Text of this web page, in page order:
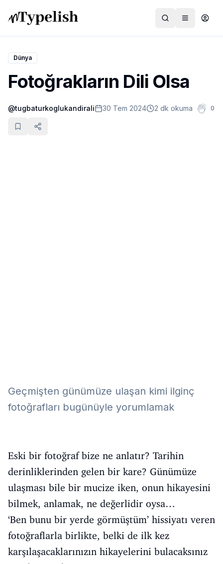
Dünya
Film ve Dizi
Kültür ve Sanat
Dünya
Fotoğrakların Dili Olsa
@tugbaturkoglukandirali 30 Tem 2024 2 dk okuma 0
Geçmişten günümüze ulaşan kimi ilginç
fotoğrafları bugünüyle yorumlamak
Eski bir fotoğraf bize ne anlatır? Tarihin
derinliklerinden gelen bir kare? Günümüze
ulaşması bile bir mucize iken, onun hikayesini
bilmek, anlamak, ne değerlidir oysa…
‘Ben bunu bir yerde görmüştüm’ hissiyatı veren
fotoğraflarla birlikte, belki de ilk kez
karşılaşacaklarınızın hikayelerini bulacaksınız